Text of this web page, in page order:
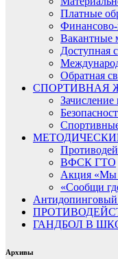
Платные
Финансово-
Вакантные
Доступная
Обратная
СПОРТИВНАЯ
ВФСК ГТО
Акция «Мы
«Сообщи
Антидопинговый
ГАНДБОЛ В
Архивы